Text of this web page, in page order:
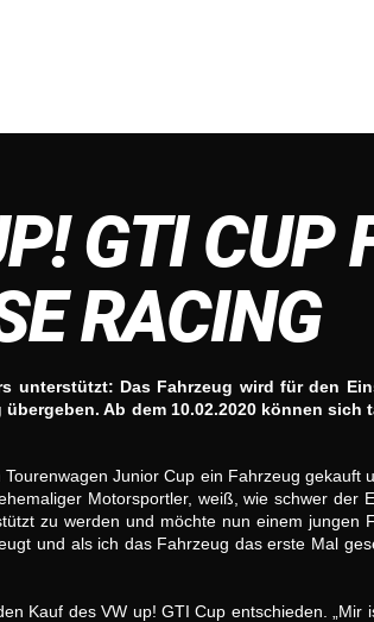
GTI CUP
RACING
unterstützt: Das Fahrzeug wird für den
Ab dem 10.02.2020 können sich
Junior Cup ein Fahrzeug gekauft
Motorsportler, weiß, wie schwer der
zu werden und möchte nun einem jungen
und als ich das Fahrzeug das erste Mal
Kauf des VW up! GTI Cup entschieden. „Mir